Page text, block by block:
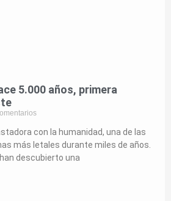
5.000 años, primera
con la humanidad, una de las
más letales durante miles de años.
descubierto una